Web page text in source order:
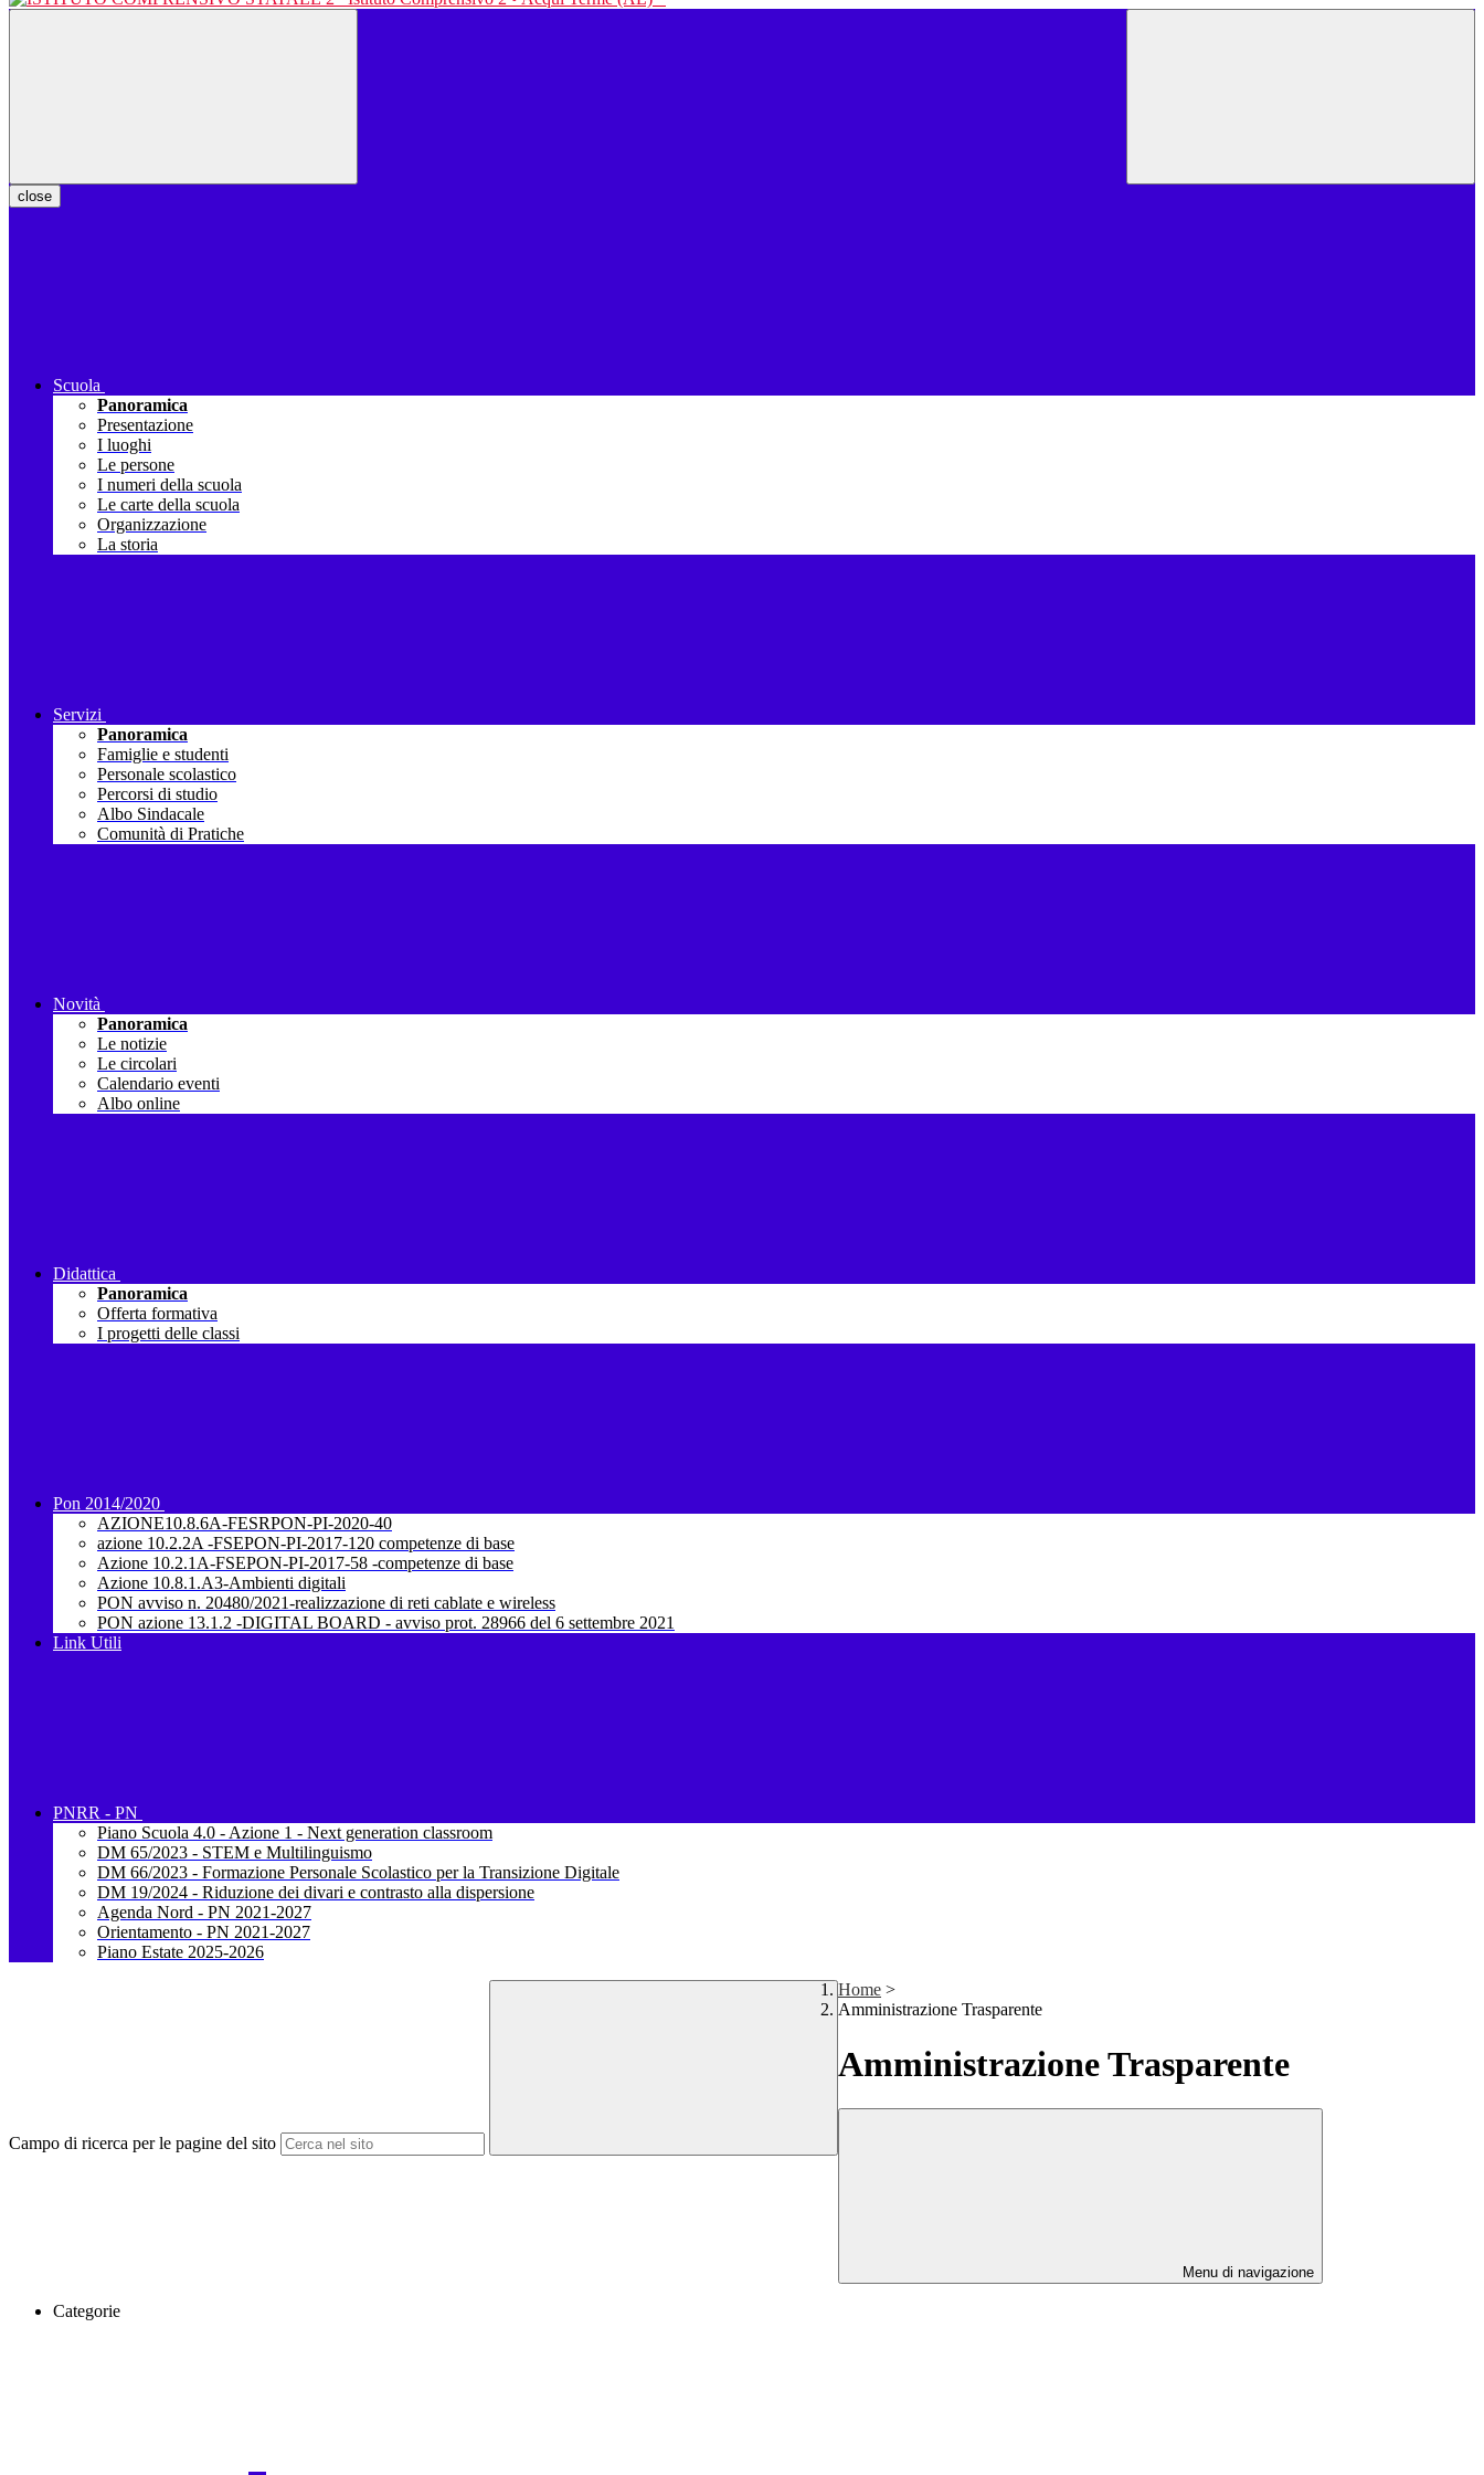
close
Scuola
Panoramica
Presentazione
I luoghi
Le persone
I numeri della scuola
Le carte della scuola
Organizzazione
La storia
Servizi
Panoramica
Famiglie e studenti
Personale scolastico
Percorsi di studio
Albo Sindacale
Comunità di Pratiche
Novità
Panoramica
Le notizie
Le circolari
Calendario eventi
Albo online
Didattica
Panoramica
Offerta formativa
I progetti delle classi
Pon 2014/2020
AZIONE10.8.6A-FESRPON-PI-2020-40
azione 10.2.2A -FSEPON-PI-2017-120 competenze di base
Azione 10.2.1A-FSEPON-PI-2017-58 -competenze di base
Azione 10.8.1.A3-Ambienti digitali
PON avviso n. 20480/2021-realizzazione di reti cablate e wireless
PON azione 13.1.2 -DIGITAL BOARD - avviso prot. 28966 del 6 settembre 2021
Link Utili
PNRR - PN
Piano Scuola 4.0 - Azione 1 - Next generation classroom
DM 65/2023 - STEM e Multilinguismo
DM 66/2023 - Formazione Personale Scolastico per la Transizione Digitale
DM 19/2024 - Riduzione dei divari e contrasto alla dispersione
Agenda Nord - PN 2021-2027
Orientamento - PN 2021-2027
Piano Estate 2025-2026
Campo di ricerca per le pagine del sito
Home >
Amministrazione Trasparente
Amministrazione Trasparente
Menu di navigazione
Categorie